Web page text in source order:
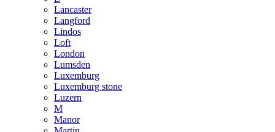
Lancaster
Langford
Lindos
Loft
London
Lumsden
Luxemburg
Luxemburg stone
Luzern
M
Manor